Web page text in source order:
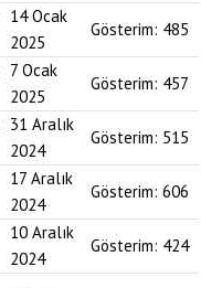
14 Ocak
2025
Gösterim: 485
7 Ocak
2025
Gösterim: 457
31 Aralık
2024
Gösterim: 515
17 Aralık
2024
Gösterim: 606
10 Aralık
2024
Gösterim: 424